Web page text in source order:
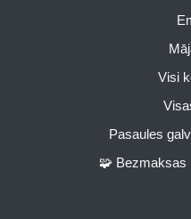
Visi
Pasaules
🧩 Bezmaksas